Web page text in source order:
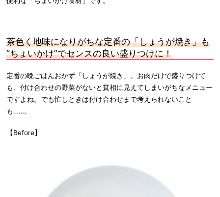
茶色く地味になりがちな定番の「しょうが焼き」も
“ちょいかけ”でセンスの良い盛りつけに！
定番の晩ごはんおかず「しょうが焼き」。お肉だけで盛りつけて
も、付け合わせの野菜がないと貧相に見えてしまいがちなメニュー
ですよね。でも忙しときは付け合わせまで考えられないこと
も……。
【Before】